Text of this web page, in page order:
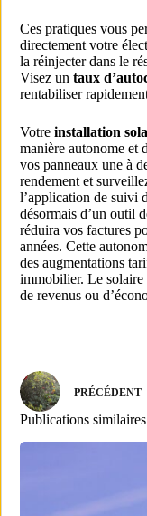
Ces pratiques vous
directement votre
la réinjecter dans le
Visez un taux
rentabiliser
Votre installation
manière autonome et
vos panneaux une à
rendement et
l’application de suivi
désormais d’un outil
réduira vos factures
années. Cette
des augmentations
immobilier. Le solaire
de revenus ou
PRÉCÉDENT
Publications similaires